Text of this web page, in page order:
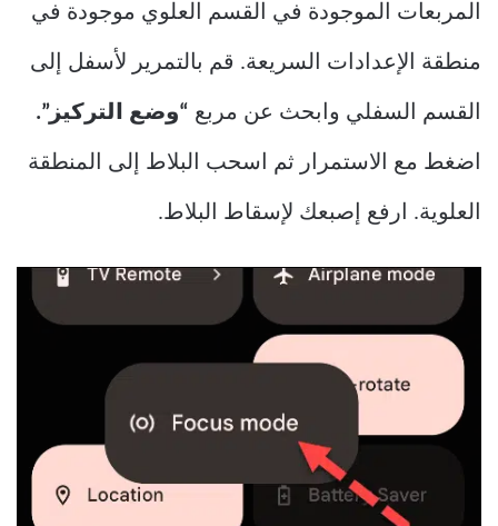
المربعات الموجودة في القسم العلوي موجودة في
منطقة الإعدادات السريعة. قم بالتمرير لأسفل إلى
القسم السفلي وابحث عن مربع “وضع التركيز”.
اضغط مع الاستمرار ثم اسحب البلاط إلى المنطقة
العلوية. ارفع إصبعك لإسقاط البلاط.